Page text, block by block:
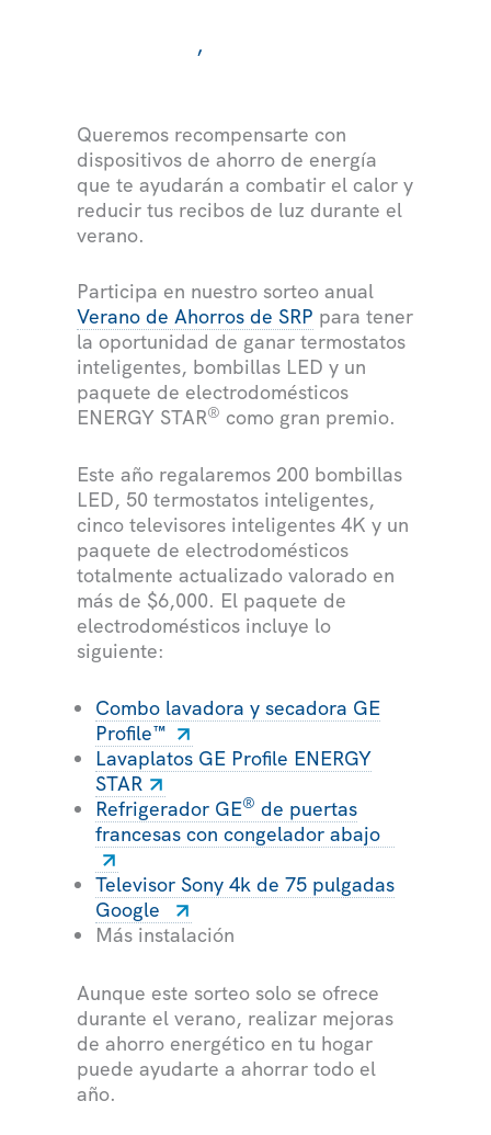
,
Queremos recompensarte con
dispositivos de ahorro de energía
que te ayudarán a combatir el calor y
reducir tus recibos de luz durante el
verano.
Participa en nuestro sorteo anual
Verano de Ahorros de SRP para tener
la oportunidad de ganar termostatos
inteligentes, bombillas LED y un
paquete de electrodomésticos
ENERGY STAR® como gran premio.
Este año regalaremos 200 bombillas
LED, 50 termostatos inteligentes,
cinco televisores inteligentes 4K y un
paquete de electrodomésticos
totalmente actualizado valorado en
más de $6,000. El paquete de
electrodomésticos incluye lo
siguiente:
Combo lavadora y secadora GE
Profile™
Lavaplatos GE Profile ENERGY
STAR
Refrigerador GE® de puertas
francesas con congelador abajo
Televisor Sony 4k de 75 pulgadas
Google
Más instalación
Aunque este sorteo solo se ofrece
durante el verano, realizar mejoras
de ahorro energético en tu hogar
puede ayudarte a ahorrar todo el
año.